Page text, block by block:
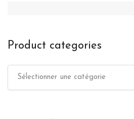
Product categories
Sélectionner une catégorie